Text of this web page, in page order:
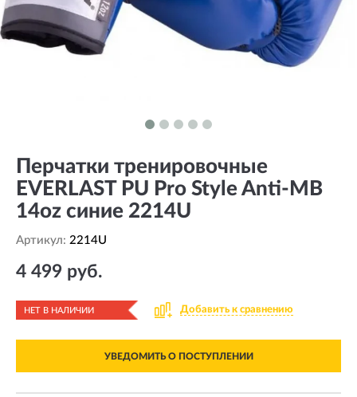
Перчатки тренировочные
EVERLAST PU Pro Style Anti-MB
14oz синие 2214U
Артикул: 2214U
4 499 руб.
НЕТ В НАЛИЧИИ Добавить к сравнению
УВЕДОМИТЬ О ПОСТУПЛЕНИИ